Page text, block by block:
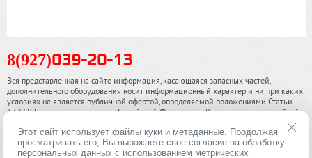
8(927)039-20-13
Вся представленная на сайте информация, касающаяся запасных частей,
дополнительного оборудования носит информационный характер и ни при каких
условиях не является публичной офертой, определяемой положениями Статьи
437 (2) Гражданского кодекса Российской Федерации. Для получения подробной
информации, пожалуйста, обращайтесь к нашим специалистам. чинамобил.рф ©
2013-2026. Все права охраняются законом.
Политика конфиденциальности
Этот сайт использует файлы куки и метаданные. Продолжая
просматривать его, Вы выражаете свое согласие на обработку
персональных данных с использованием метрических